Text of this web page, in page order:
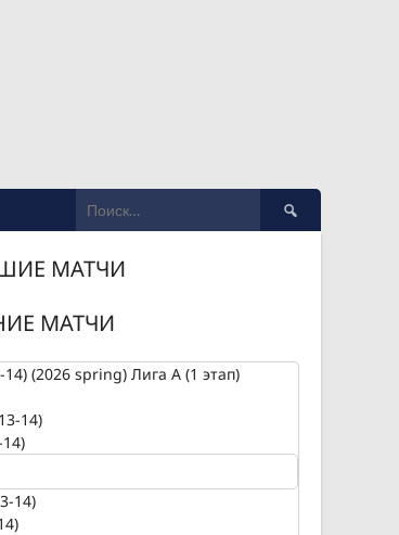
Найти:
МАТЧИ
МАТЧИ
(2026 spring) Лига А (1 этап)